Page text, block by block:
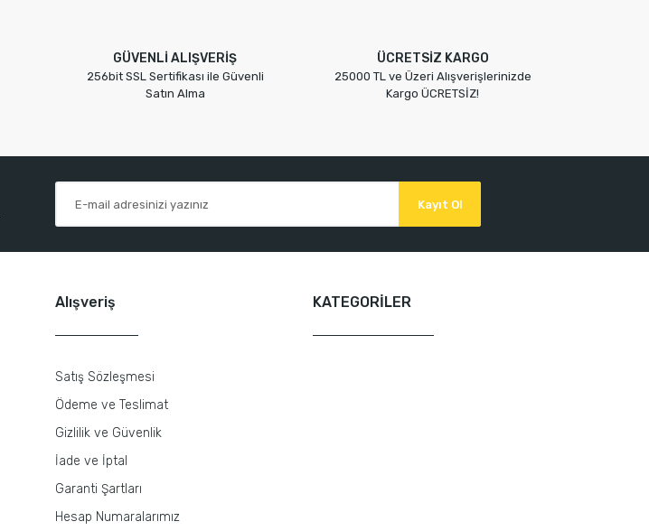
GÜVENLİ ALIŞVERİŞ
256bit SSL Sertifikası ile Güvenli
Satın Alma
ÜCRETSİZ KARGO
25000 TL ve Üzeri Alışverişlerinizde
Kargo ÜCRETSİZ!
Kayıt Ol
Alışveriş
Satış Sözleşmesi
Ödeme ve Teslimat
Gizlilik ve Güvenlik
İade ve İptal
Garanti Şartları
Hesap Numaralarımız
KATEGORİLER